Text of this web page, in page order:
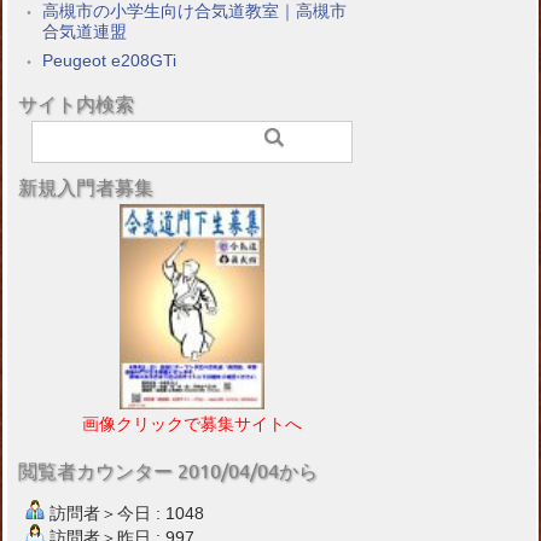
高槻市の小学生向け合気道教室｜高槻市
合気道連盟
Peugeot e208GTi
サイト内検索
新規入門者募集
画像クリックで募集サイトへ
閲覧者カウンター 2010/04/04から
訪問者＞今日 : 1048